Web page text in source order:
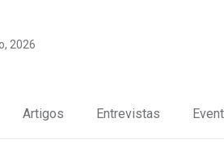
2026
Artigos Entrevistas